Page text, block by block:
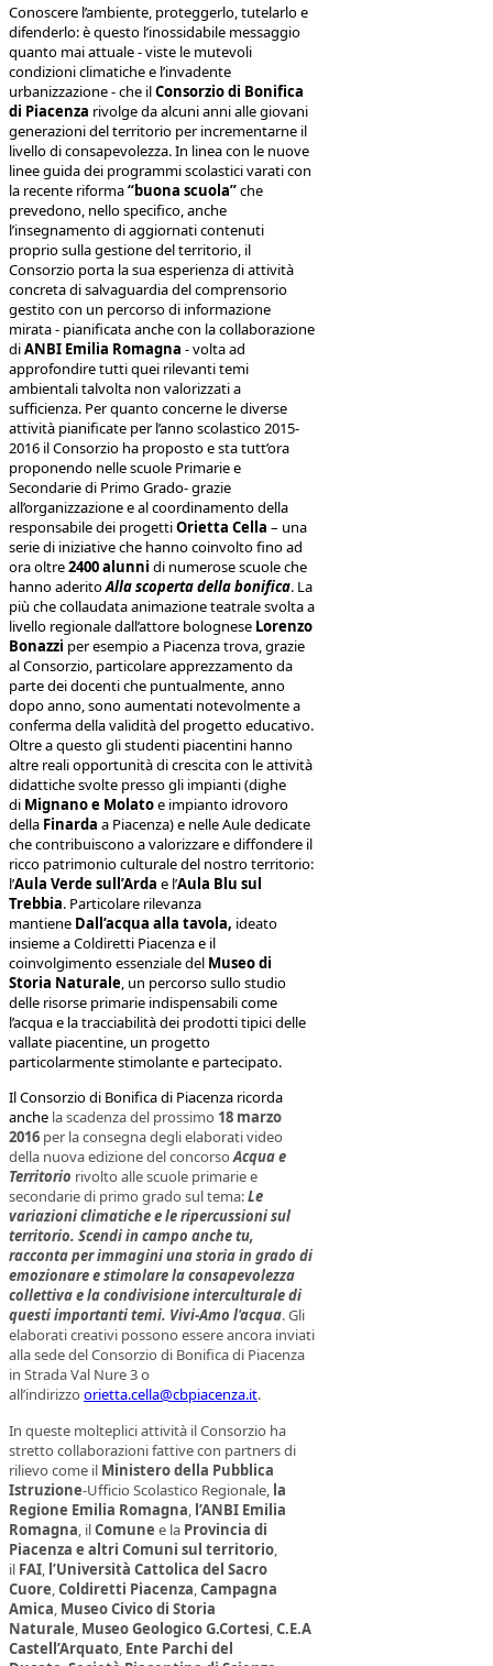
Conoscere l’ambiente, proteggerlo, tutelarlo e
difenderlo: è questo l’inossidabile messaggio
quanto mai attuale - viste le mutevoli
condizioni climatiche e l’invadente
urbanizzazione - che ilConsorzio di Bonifica
di Piacenza rivolge da alcuni anni alle giovani
generazioni del territorio per incrementarne il
livello di consapevolezza. In linea con le nuove
linee guida dei programmi scolastici varati con
la recente riforma“buona scuola”che
prevedono, nello specifico, anche
l’insegnamento di aggiornati contenuti
proprio sulla gestione del territorio, il
Consorzio porta la sua esperienza di attività
concreta di salvaguardia del comprensorio
gestito con un percorso di informazione
mirata - pianificata anche con la collaborazione
diANBI Emilia Romagna - volta ad
approfondire tutti quei rilevanti temi
ambientali talvolta non valorizzati a
sufficienza. Per quanto concerne le diverse
attività pianificate per l’anno scolastico 2015-
2016 il Consorzio ha proposto e sta tutt’ora
proponendo nelle scuole Primarie e
Secondarie di Primo Grado- grazie
all’organizzazione e al coordinamento della
responsabile dei progettiOrietta Cella – una
serie di iniziative che hanno coinvolto fino ad
ora oltre2400 alunni di numerose scuole che
hanno aderitoAlla scoperta della bonifica. La
più che collaudata animazione teatrale svolta a
livello regionale dall’attore bolognese Lorenzo
Bonazzi per esempio a Piacenza trova, grazie
al Consorzio, particolare apprezzamento da
parte dei docenti che puntualmente, anno
dopo anno, sono aumentati notevolmente a
conferma della validità del progetto educativo.
Oltre a questo gli studenti piacentini hanno
altre reali opportunità di crescita con le attività
didattiche svolte presso gli impianti (dighe
di Mignano e Molatoe impianto idrovoro
della Finarda a Piacenza) e nelle Aule dedicate
che contribuiscono a valorizzare e diffondere il
ricco patrimonio culturale del nostro territorio:
l’Aula Verde sull’Arda e l’Aula Blu sul
Trebbia. Particolare rilevanza
mantiene Dall’acqua alla tavola, ideato
insieme a Coldiretti Piacenza e il
coinvolgimento essenziale del Museo di
Storia Naturale, un percorso sullo studio
delle risorse primarie indispensabili come
l’acqua e la tracciabilità dei prodotti tipici delle
vallate piacentine, un progetto
particolarmente stimolante e partecipato.
Il Consorzio di Bonifica di Piacenza ricorda
anche la scadenza del prossimo 18 marzo
2016 per la consegna degli elaborati video
della nuova edizione del concorsoAcqua e
Territorio rivolto alle scuole primarie e
secondarie di primo grado sul tema:Le
variazioni climatiche e le ripercussioni sul
territorio. Scendi in campo anche tu,
racconta per immagini una storia in grado di
emozionare e stimolare la consapevolezza
collettiva e la condivisione interculturale di
questi importanti temi. Vivi-Amo l'acqua. Gli
elaborati creativi possono essere ancora inviati
alla sede del Consorzio di Bonifica di Piacenza
in Strada Val Nure 3 o
all’indirizzo orietta.cella@cbpiacenza.it.
In queste molteplici attività il Consorzio ha
stretto collaborazioni fattive con partners di
rilievo come il Ministero della Pubblica
Istruzione-Ufficio Scolastico Regionale, la
Regione Emilia Romagna, l’ANBI Emilia
Romagna, ilComune e la Provincia di
Piacenza e altri Comuni sul territorio,
il FAI, l’Università Cattolica del Sacro
Cuore,Coldiretti Piacenza,Campagna
Amica, Museo Civico di Storia
Naturale, Museo Geologico G.Cortesi,C.E.A
Castell’Arquato, Ente Parchi del